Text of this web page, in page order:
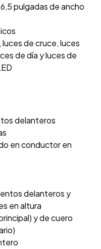
pulgadas de ancho
de cruce, luces
de día y luces de
delanteros
en conductor en
delanteros y
en altura
y de cuero